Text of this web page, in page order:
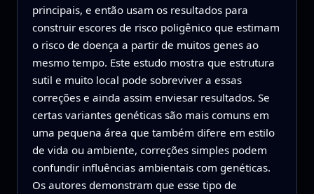
principais, e então usam os resultados para
construir escores de risco poligênico que estimam
o risco de doença a partir de muitos genes ao
mesmo tempo. Este estudo mostra que estrutura
sutil e muito local pode sobreviver a essas
correções e ainda assim enviesar resultados. Se
certas variantes genéticas são mais comuns em
uma pequena área que também difere em estilo
de vida ou ambiente, correções simples podem
confundir influências ambientais com genéticas.
Os autores demonstram que esse tipo de